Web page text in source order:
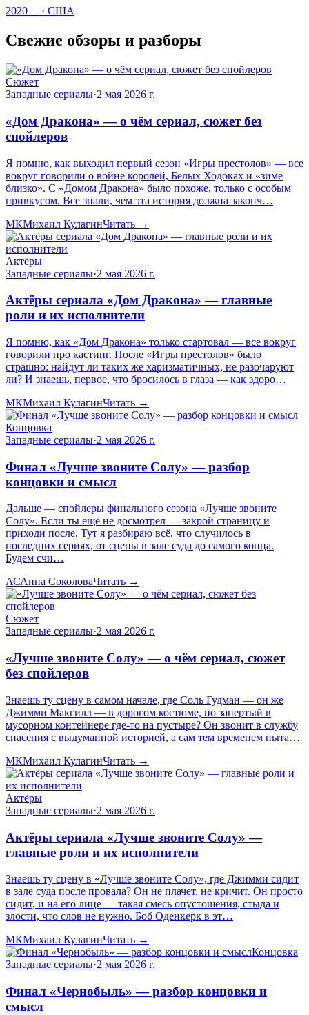
2020— · США
Свежие обзоры и разборы
Сюжет
Западные сериалы·2 мая 2026 г.
«Дом Дракона» — о чём сериал, сюжет без
спойлеров
Я помню, как выходил первый сезон «Игры престолов» — все
вокруг говорили о войне королей, Белых Ходоках и «зиме
близко». С «Домом Дракона» было похоже, только с особым
привкусом. Все знали, чем эта история должна законч…
МКМихаил КулагинЧитать →
Актёры
Западные сериалы·2 мая 2026 г.
Актёры сериала «Дом Дракона» — главные
роли и их исполнители
Я помню, как «Дом Дракона» только стартовал — все вокруг
говорили про кастинг. После «Игры престолов» было
страшно: найдут ли таких же харизматичных, не разочаруют
ли? И знаешь, первое, что бросилось в глаза — как здоро…
МКМихаил КулагинЧитать →
Концовка
Западные сериалы·2 мая 2026 г.
Финал «Лучше звоните Солу» — разбор
концовки и смысл
Дальше — спойлеры финального сезона «Лучше звоните
Солу». Если ты ещё не досмотрел — закрой страницу и
приходи после. Тут я разбираю всё, что случилось в
последних сериях, от сцены в зале суда до самого конца.
Будем счи…
АСАнна СоколоваЧитать →
Сюжет
Западные сериалы·2 мая 2026 г.
«Лучше звоните Солу» — о чём сериал, сюжет
без спойлеров
Знаешь ту сцену в самом начале, где Соль Гудман — он же
Джимми Макгилл — в дорогом костюме, но запертый в
мусорном контейнере где-то на пустыре? Он звонит в службу
спасения с выдуманной историей, а сам тем временем пыта…
МКМихаил КулагинЧитать →
Актёры
Западные сериалы·2 мая 2026 г.
Актёры сериала «Лучше звоните Солу» —
главные роли и их исполнители
Знаешь ту сцену в «Лучше звоните Солу», где Джимми сидит
в зале суда после провала? Он не плачет, не кричит. Он просто
сидит, и на его лице — такая смесь опустошения, стыда и
злости, что слов не нужно. Боб Оденкерк в эт…
МКМихаил КулагинЧитать →
Концовка
Западные сериалы·2 мая 2026 г.
Финал «Чернобыль» — разбор концовки и
смысл